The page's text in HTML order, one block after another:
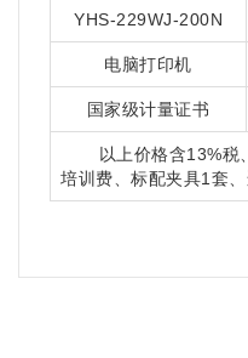
YHS-229WJ-200N
电脑打印机
国家级计量证书
以上价格含13%税、
培训费、标配夹具1套